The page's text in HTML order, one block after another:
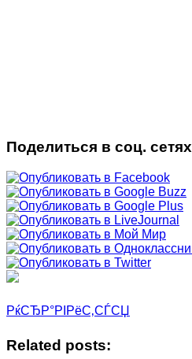
Поделиться в соц. сетях
РќСЂР°РІРёС‚СЃСЏ
Related posts: